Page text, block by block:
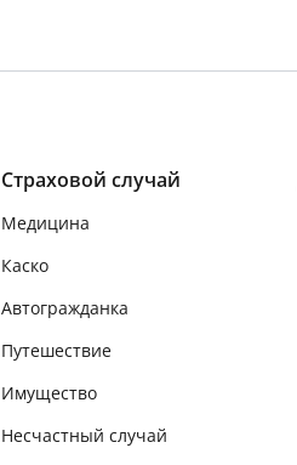
Страховой случай
Медицина
Каско
Автогражданка
Путешествие
Имущество
Несчастный случай